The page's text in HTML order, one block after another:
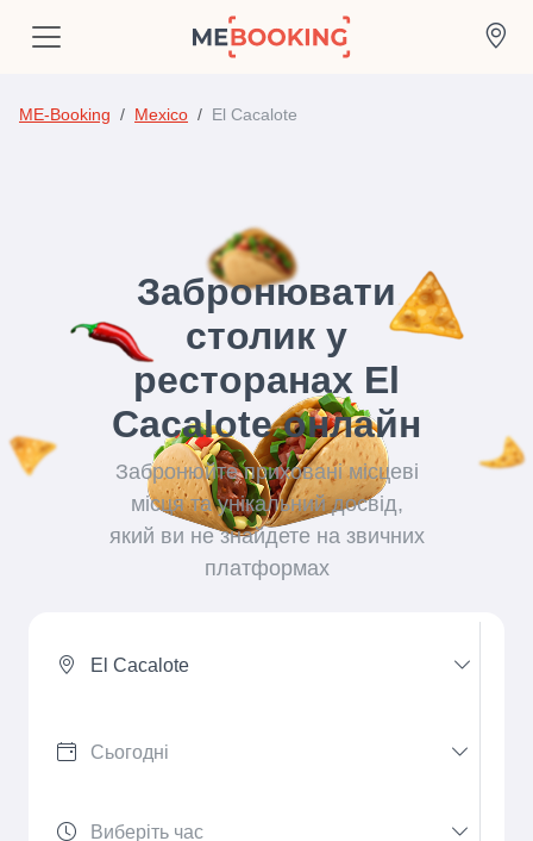
ME-Booking Mexico El Cacalote
Забронювати
столик у
ресторанах El
Cacalote онлайн
Забронюйте приховані місцеві
місця та унікальний досвід,
який ви не знайдете на звичних
платформах
El Cacalote